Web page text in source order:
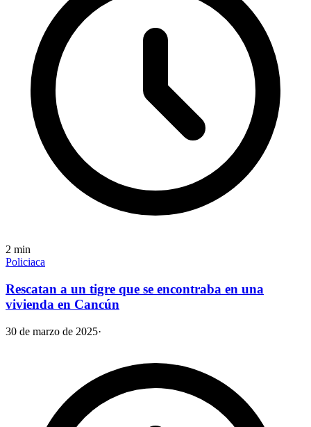
2 min
Policiaca
Rescatan a un tigre que se encontraba en una
vivienda en Cancún
30 de marzo de 2025·